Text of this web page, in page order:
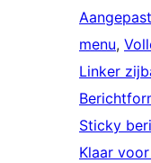
menu,
Linker
Sticky
Klaar